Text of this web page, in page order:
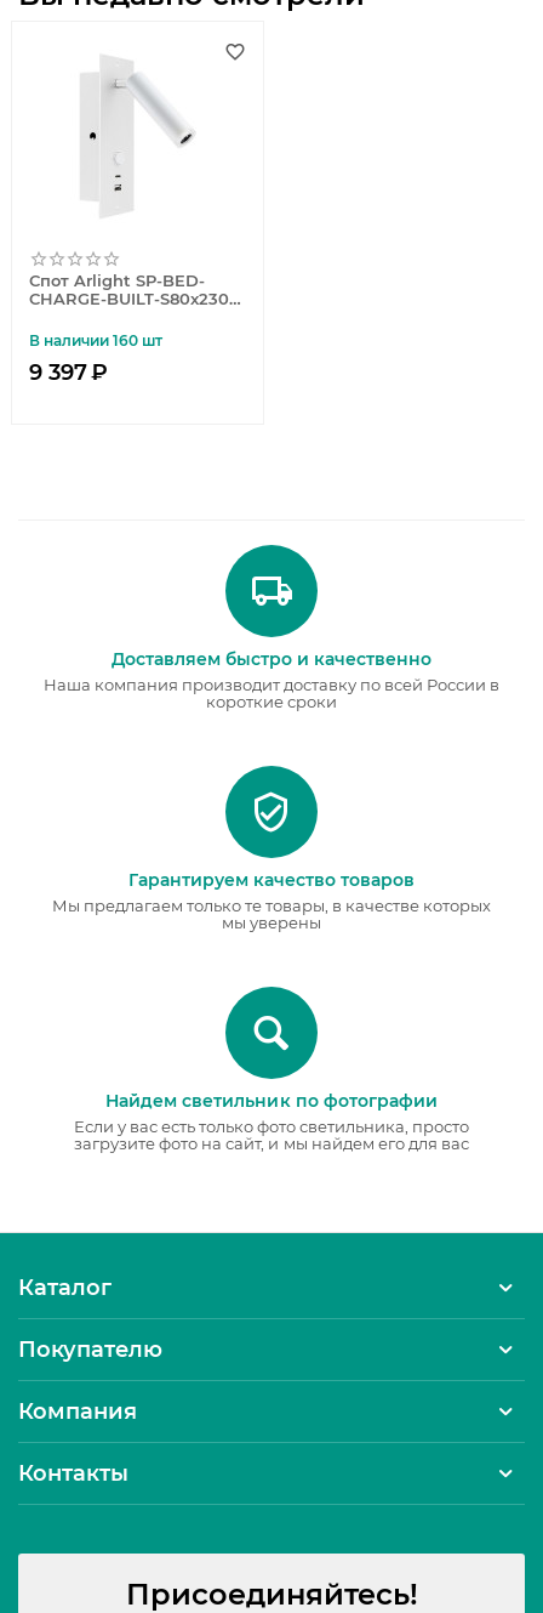
Спот Arlight SP-BED-
CHARGE-BUILT-S80x230-
deg, 230V, USB-A, USB-C)
В наличии 160 шт
9 397₽
Доставляем быстро и качественно
Наша компания производит доставку по всей России в
короткие сроки
Гарантируем качество товаров
Мы предлагаем только те товары, в качестве которых
мы уверены
Найдем светильник по фотографии
Если у вас есть только фото светильника, просто
загрузите фото на сайт, и мы найдем его для вас
Каталог
Покупателю
Компания
Контакты
Присоединяйтесь!